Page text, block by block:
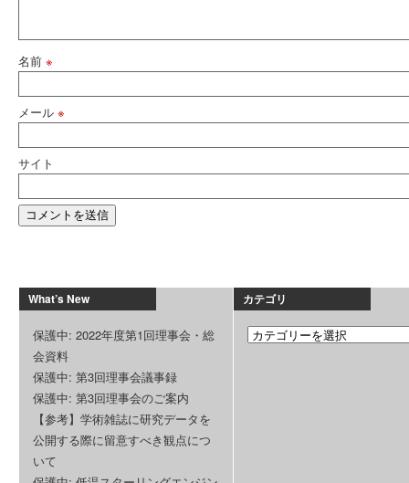
名前 ※
メール ※
サイト
What’s New
保護中: 2022年度第1回理事会・総
会資料
保護中: 第3回理事会議事録
保護中: 第3回理事会のご案内
【参考】学術雑誌に研究データを
公開する際に留意すべき観点につ
いて
カテゴリ